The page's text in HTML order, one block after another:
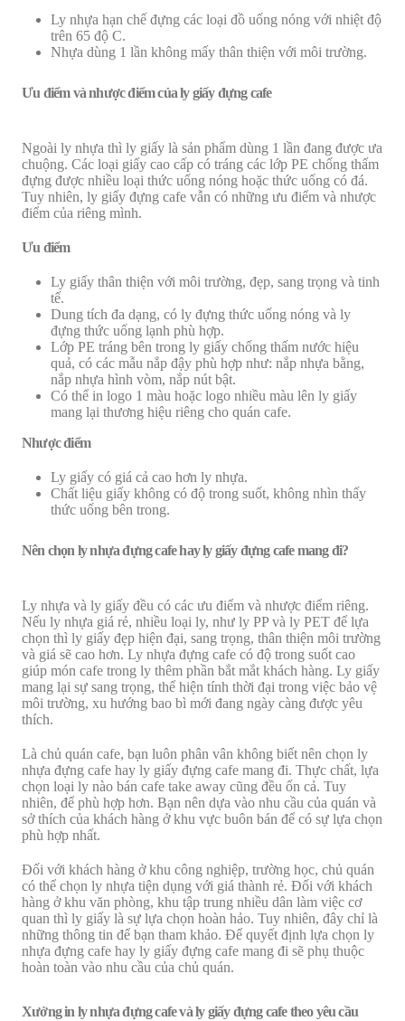
Ly nhựa hạn chế đựng các loại đồ uống nóng với nhiệt độ
trên 65 độ C.
Nhựa dùng 1 lần không mấy thân thiện với môi trường.
Ưu điểm và nhược điểm của ly giấy đựng cafe
Ngoài ly nhựa thì ly giấy là sản phẩm dùng 1 lần đang được ưa
chuộng. Các loại giấy cao cấp có tráng các lớp PE chống thấm
đựng được nhiều loại thức uống nóng hoặc thức uống có đá.
Tuy nhiên, ly giấy đựng cafe vẫn có những ưu điểm và nhược
điểm của riêng mình.
Ưu điểm
Ly giấy thân thiện với môi trường, đẹp, sang trọng và tinh
tế.
Dung tích đa dạng, có ly đựng thức uống nóng và ly
đựng thức uống lạnh phù hợp.
Lớp PE tráng bên trong ly giấy chống thấm nước hiệu
quả, có các mẫu nắp đậy phù hợp như: nắp nhựa bằng,
nắp nhựa hình vòm, nắp nút bật.
Có thể in logo 1 màu hoặc logo nhiều màu lên ly giấy
mang lại thương hiệu riêng cho quán cafe.
Nhược điểm
Ly giấy có giá cả cao hơn ly nhựa.
Chất liệu giấy không có độ trong suốt, không nhìn thấy
thức uống bên trong.
Nên chọn ly nhựa đựng cafe hay ly giấy đựng cafe mang đi?
Ly nhựa và ly giấy đều có các ưu điểm và nhược điểm riêng.
Nếu ly nhựa giá rẻ, nhiều loại ly, như ly PP và ly PET để lựa
chọn thì ly giấy đẹp hiện đại, sang trọng, thân thiện môi trường
và giá sẽ cao hơn. Ly nhựa đựng cafe có độ trong suốt cao
giúp món cafe trong ly thêm phần bắt mắt khách hàng. Ly giấy
mang lại sự sang trọng, thể hiện tính thời đại trong việc bảo vệ
môi trường, xu hướng bao bì mới đang ngày càng được yêu
thích.
Là chủ quán cafe, bạn luôn phân vân không biết nên chọn ly
nhựa đựng cafe hay ly giấy đựng cafe mang đi. Thực chất, lựa
chọn loại ly nào bán cafe take away cũng đều ổn cả. Tuy
nhiên, để phù hợp hơn. Bạn nên dựa vào nhu cầu của quán và
sở thích của khách hàng ở khu vực buôn bán để có sự lựa chọn
phù hợp nhất.
Đối với khách hàng ở khu công nghiệp, trường học, chủ quán
có thể chọn ly nhựa tiện dụng với giá thành rẻ. Đối với khách
hàng ở khu văn phòng, khu tập trung nhiều dân làm việc cơ
quan thì ly giấy là sự lựa chọn hoàn hảo. Tuy nhiên, đây chỉ là
những thông tin để bạn tham khảo. Để quyết định lựa chọn ly
nhựa đựng cafe hay ly giấy đựng cafe mang đi sẽ phụ thuộc
hoàn toàn vào nhu cầu của chủ quán.
Xưởng in ly nhựa đựng cafe và ly giấy đựng cafe theo yêu cầu